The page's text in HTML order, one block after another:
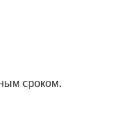
сроком.